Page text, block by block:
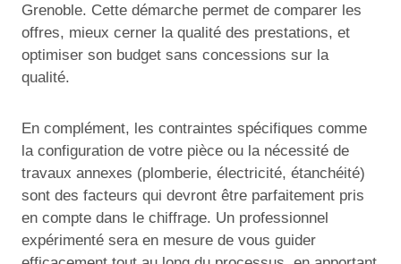
Grenoble. Cette démarche permet de comparer les
offres, mieux cerner la qualité des prestations, et
optimiser son budget sans concessions sur la
qualité.
En complément, les contraintes spécifiques comme
la configuration de votre pièce ou la nécessité de
travaux annexes (plomberie, électricité, étanchéité)
sont des facteurs qui devront être parfaitement pris
en compte dans le chiffrage. Un professionnel
expérimenté sera en mesure de vous guider